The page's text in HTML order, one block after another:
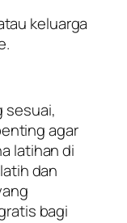
keluarga
sesuai,
agar
latihan di
dan
bagi